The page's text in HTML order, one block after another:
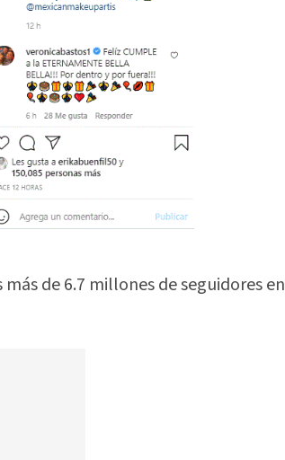
de 6.7 millones de seguidores en